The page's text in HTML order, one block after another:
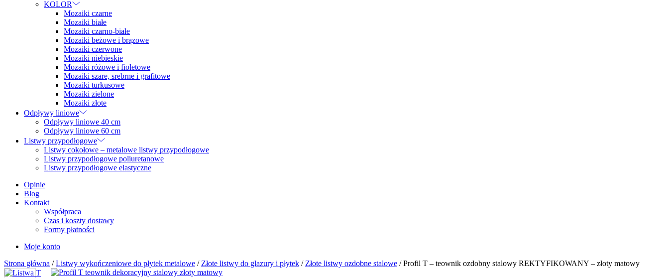
KOLOR
Mozaiki czarne
Mozaiki białe
Mozaiki czarno-białe
Mozaiki beżowe i brązowe
Mozaiki czerwone
Mozaiki niebieskie
Mozaiki różowe i fioletowe
Mozaiki szare, srebrne i grafitowe
Mozaiki turkusowe
Mozaiki zielone
Mozaiki złote
Odpływy liniowe
Odpływy liniowe 40 cm
Odpływy liniowe 60 cm
Listwy przypodłogowe
Listwy cokołowe – metalowe listwy przypodłogowe
Listwy przypodłogowe poliuretanowe
Listwy przypodłogowe elastyczne
Opinie
Blog
Kontakt
Współpraca
Czas i koszty dostawy
Formy płatności
Moje konto
Strona główna /Listwy wykończeniowe do płytek metalowe / Złote listwy do glazury i płytek / Złote listwy ozdobne stalowe / Profil T – teownik ozdobny stalowy REKTYFIKOWANY – złoty matowy